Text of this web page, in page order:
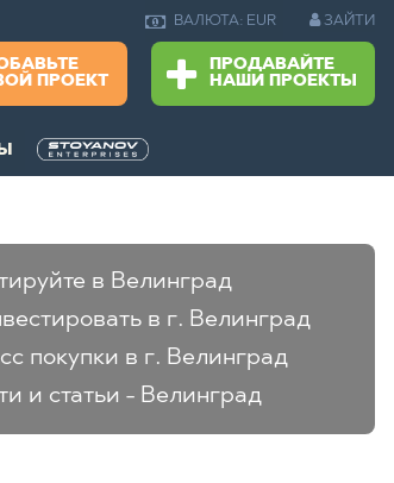
ВАЛЮТА: EUR ЗАЙТИ
ПРОЕКТ
ПРОДАВАЙТЕ
НАШИ ПРОЕКТЫ
в Велинград
в г. Велинград
покупки в г. Велинград
и статьи - Велинград